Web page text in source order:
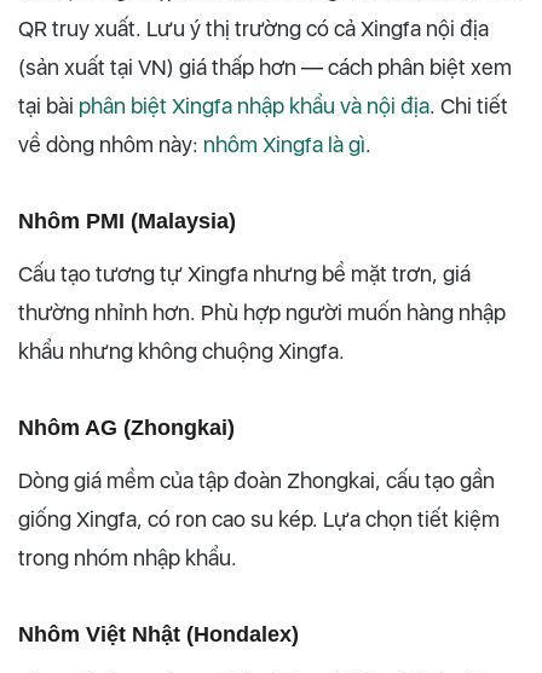
QR truy xuất. Lưu ý thị trường có cả Xingfa nội địa
(sản xuất tại VN) giá thấp hơn — cách phân biệt xem
tại bài phân biệt Xingfa nhập khẩu và nội địa. Chi tiết
về dòng nhôm này: nhôm Xingfa là gì.
Nhôm PMI (Malaysia)
Cấu tạo tương tự Xingfa nhưng bề mặt trơn, giá
thường nhỉnh hơn. Phù hợp người muốn hàng nhập
khẩu nhưng không chuộng Xingfa.
Nhôm AG (Zhongkai)
Dòng giá mềm của tập đoàn Zhongkai, cấu tạo gần
giống Xingfa, có ron cao su kép. Lựa chọn tiết kiệm
trong nhóm nhập khẩu.
Nhôm Việt Nhật (Hondalex)